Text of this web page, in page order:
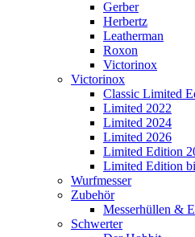
Gerber
Herbertz
Leatherman
Roxon
Victorinox
Victorinox
Classic Limited
Limited 2022
Limited 2024
Limited 2026
Limited Edition
Limited Edition
Wurfmesser
Zubehör
Messerhüllen &
Schwerter